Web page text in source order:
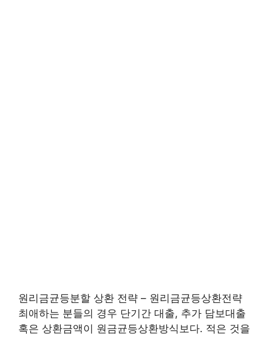
원리금균등분할 상환 전략 – 원리금균등상환전략
최애하는 분들의 경우 단기간 대출, 추가 담보대출
혹은 상환금액이 원금균등상환방식보다. 적은 것을